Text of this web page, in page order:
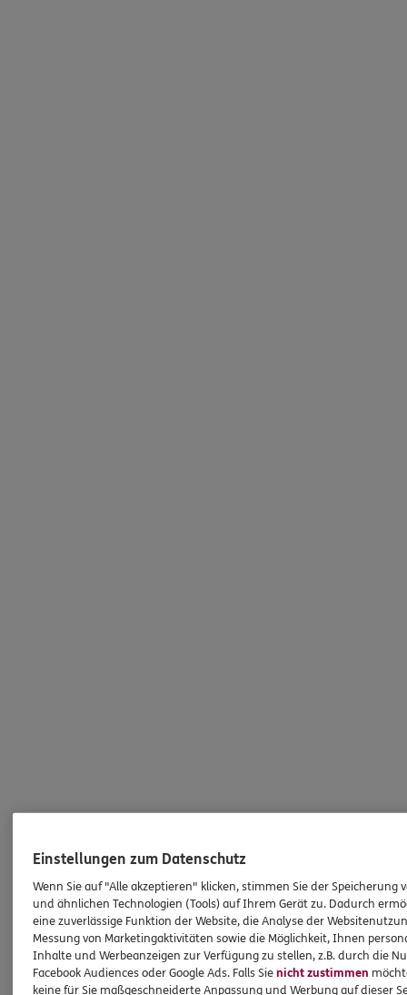
HINWEIS
Wichtiges aus dem Vermittlerrecht
Einstellungen zum Datenschutz
Wenn Sie auf "Alle akzeptieren" klicken, stimmen Sie der Speicherung
und ähnlichen Technologien (Tools) auf Ihrem Gerät zu. Dadurch
eine zuverlässige Funktion der Website, die Analyse der
Messung von Marketingaktivitäten sowie die Möglichkeit, Ihnen
Inhalte und Werbeanzeigen zur Verfügung zu stellen, z.B. durch die
Facebook Audiences oder Google Ads. Falls Sienicht zustimmen
keine für Sie maßgeschneiderte Anpassung und Werbung auf dieser